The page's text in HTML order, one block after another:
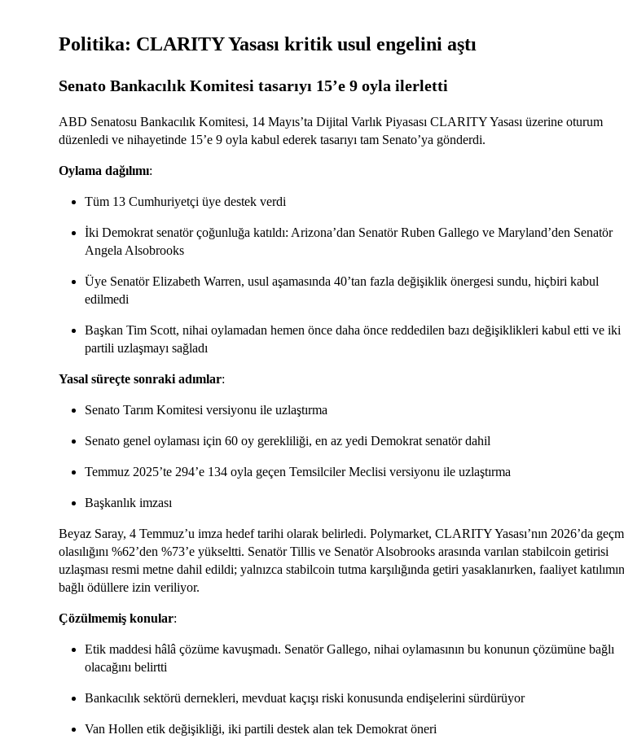
Politika: CLARITY Yasası kritik usul engelini aştı
Senato Bankacılık Komitesi tasarıyı 15’e 9 oyla ilerletti
ABD Senatosu Bankacılık Komitesi, 14 Mayıs’ta Dijital Varlık Piyasası CLARITY Yasası üzerine oturum
düzenledi ve nihayetinde 15’e 9 oyla kabul ederek tasarıyı tam Senato’ya gönderdi.
Oylama dağılımı:
Tüm 13 Cumhuriyetçi üye destek verdi
İki Demokrat senatör çoğunluğa katıldı: Arizona’dan Senatör Ruben Gallego ve Maryland’den Senatör
Angela Alsobrooks
Üye Senatör Elizabeth Warren, usul aşamasında 40’tan fazla değişiklik önergesi sundu, hiçbiri kabul
edilmedi
Başkan Tim Scott, nihai oylamadan hemen önce daha önce reddedilen bazı değişiklikleri kabul etti ve iki
partili uzlaşmayı sağladı
Yasal süreçte sonraki adımlar:
Senato Tarım Komitesi versiyonu ile uzlaştırma
Senato genel oylaması için 60 oy gerekliliği, en az yedi Demokrat senatör dahil
Temmuz 2025’te 294’e 134 oyla geçen Temsilciler Meclisi versiyonu ile uzlaştırma
Başkanlık imzası
Beyaz Saray, 4 Temmuz’u imza hedef tarihi olarak belirledi. Polymarket, CLARITY Yasası’nın 2026’da
olasılığını %62’den %73’e yükseltti. Senatör Tillis ve Senatör Alsobrooks arasında varılan stabilcoin getirisi
uzlaşması resmi metne dahil edildi; yalnızca stabilcoin tutma karşılığında getiri yasaklanırken, faaliyet
bağlı ödüllere izin veriliyor.
Çözülmemiş konular:
Etik maddesi hâlâ çözüme kavuşmadı. Senatör Gallego, nihai oylamasının bu konunun çözümüne bağlı
olacağını belirtti
Bankacılık sektörü dernekleri, mevduat kaçışı riski konusunda endişelerini sürdürüyor
Van Hollen etik değişikliği, iki partili destek alan tek Demokrat öneri